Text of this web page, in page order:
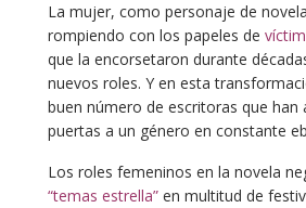
La mujer, como personaje de
rompiendo con los papeles de
que la encorsetaron durante
nuevos roles. Y en esta
buen número de escritoras que han
puertas a un género en constante
Los roles femeninos en la novela
“temas estrella”en multitud de